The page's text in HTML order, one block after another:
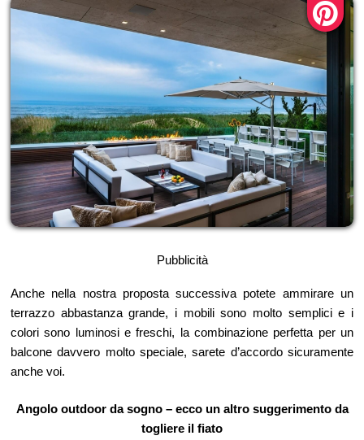
Pubblicità
Anche nella nostra proposta successiva potete ammirare un
terrazzo abbastanza grande, i mobili sono molto semplici e i
colori sono luminosi e freschi, la combinazione perfetta per un
balcone davvero molto speciale, sarete d’accordo sicuramente
anche voi.
Angolo outdoor da sogno – ecco un altro suggerimento da
togliere il fiato